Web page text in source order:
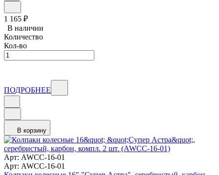
1 165 ₽
В наличии
Количество
Кол-во
ПОДРОБНЕЕ
В корзину
Арт: AWCC-16-01
Арт: AWCC-16-01